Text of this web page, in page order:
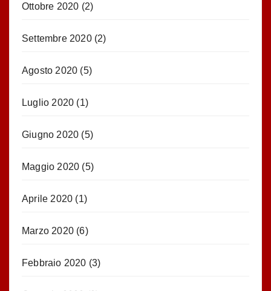
Ottobre 2020 (2)
Settembre 2020(2)
Agosto 2020 (5)
Luglio 2020 (1)
Giugno 2020 (5)
Maggio 2020 (5)
Aprile 2020 (1)
Marzo 2020 (6)
Febbraio 2020 (3)